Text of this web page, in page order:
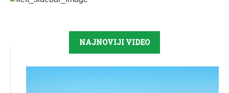
NAJNOVIJI VIDEO